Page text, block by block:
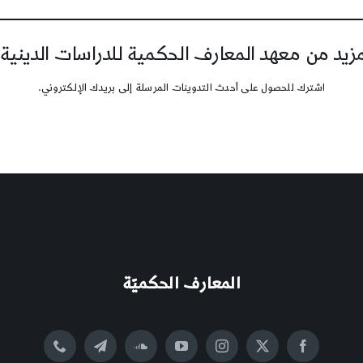
من معهد المعارف الحكمية للدراسات
اشترك للحصول على أحدث التدوينات المرسلة إلى بريدك الإلكتروني.
المعارف الحكميّة